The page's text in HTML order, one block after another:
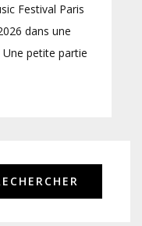
Festival Paris
dans une
Une petite partie